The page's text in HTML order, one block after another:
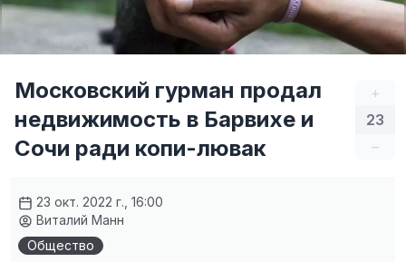
+
23
–
Московский гурман продал
недвижимость в Барвихе и
Сочи ради копи-лювак
23 окт. 2022 г., 16:00
Виталий Манн
Общество